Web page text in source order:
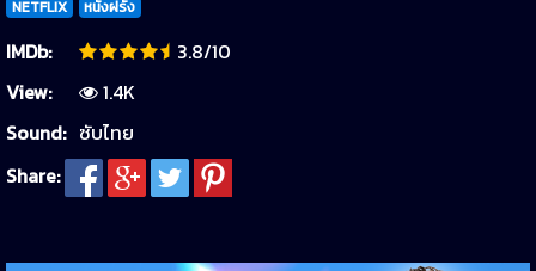
NETFLIX หนังฝรั่ง
IMDb:
3.8/10
View:
1.4K
Sound: ซับไทย
Share: